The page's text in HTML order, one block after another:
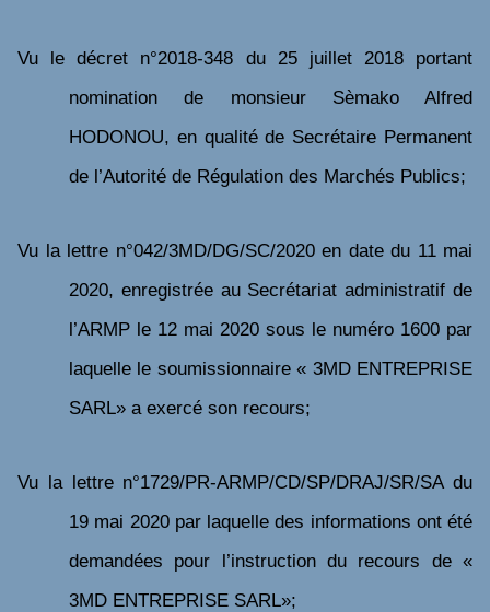
Vu le décret n°2018-348 du 25 juillet 2018 portant
nomination de monsieur Sèmako Alfred
HODONOU, en qualité de Secrétaire Permanent
de l’Autorité de Régulation des Marchés Publics;
Vu la lettre n°042/3MD/DG/SC/2020 en date du 11 mai
2020, enregistrée au Secrétariat administratif de
l’ARMP le 12 mai 2020 sous le numéro 1600 par
laquelle le soumissionnaire « 3MD ENTREPRISE
SARL» a exercé son recours;
Vu la lettre n°1729/PR-ARMP/CD/SP/DRAJ/SR/SA du
19 mai 2020 par laquelle des informations ont été
demandées pour l’instruction du recours de «
3MD ENTREPRISE SARL»;